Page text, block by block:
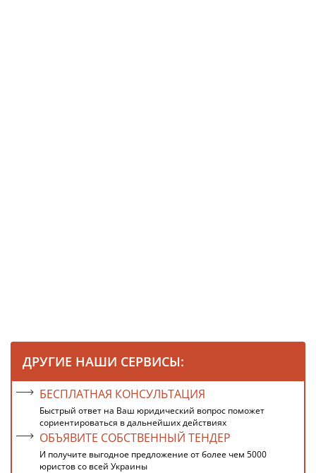
ДРУГИЕ НАШИ СЕРВИСЫ:
БЕСПЛАТНАЯ КОНСУЛЬТАЦИЯ
Быстрый ответ на Ваш юридический вопрос поможет
сориентироваться в дальнейших действиях
ОБЪЯВИТЕ СОБСТВЕННЫЙ ТЕНДЕР
И получите выгодное предложение от более чем 5000
юристов со всей Украины